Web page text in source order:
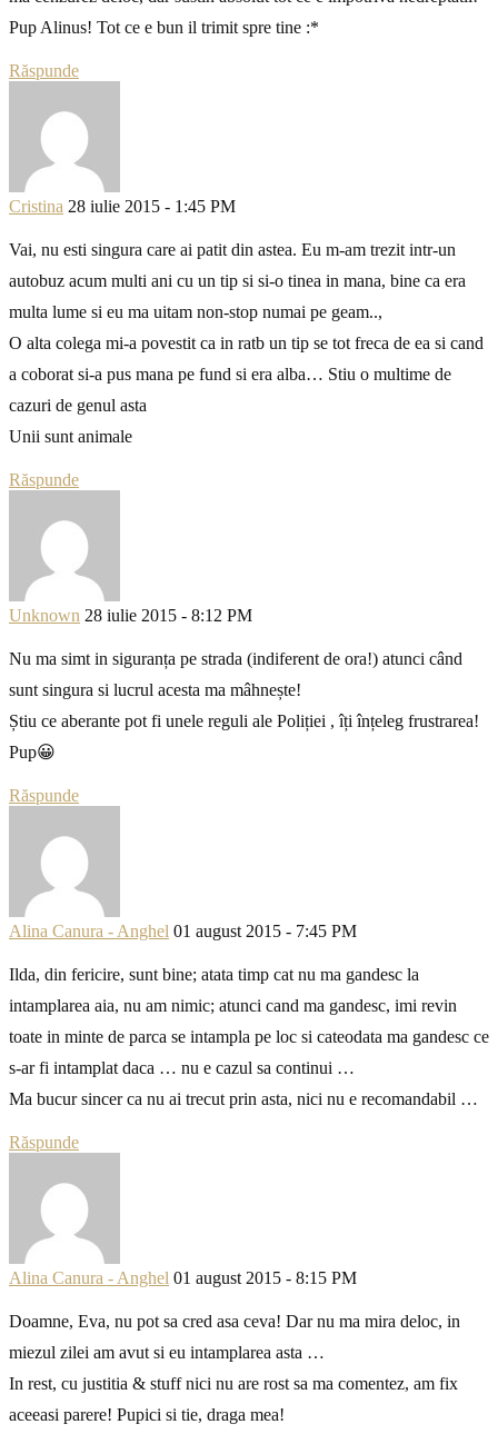
Pup Alinus! Tot ce e bun il trimit spre tine :*
Răspunde
Cristina 28 iulie 2015 - 1:45 PM
Vai, nu esti singura care ai patit din astea. Eu m-am trezit intr-un
autobuz acum multi ani cu un tip si si-o tinea in mana, bine ca era
multa lume si eu ma uitam non-stop numai pe geam..,
O alta colega mi-a povestit ca in ratb un tip se tot freca de ea si cand
a coborat si-a pus mana pe fund si era alba… Stiu o multime de
cazuri de genul asta
Unii sunt animale
Răspunde
Unknown 28 iulie 2015 - 8:12 PM
Nu ma simt in siguranța pe strada (indiferent de ora!) atunci când
sunt singura si lucrul acesta ma mâhnește!
Știu ce aberante pot fi unele reguli ale Poliției , îți înțeleg frustrarea!
Pup😀
Răspunde
Alina Canura - Anghel 01 august 2015 - 7:45 PM
Ilda, din fericire, sunt bine; atata timp cat nu ma gandesc la
intamplarea aia, nu am nimic; atunci cand ma gandesc, imi revin
toate in minte de parca se intampla pe loc si cateodata ma gandesc ce
s-ar fi intamplat daca … nu e cazul sa continui …
Ma bucur sincer ca nu ai trecut prin asta, nici nu e recomandabil …
Răspunde
Alina Canura - Anghel 01 august 2015 - 8:15 PM
Doamne, Eva, nu pot sa cred asa ceva! Dar nu ma mira deloc, in
miezul zilei am avut si eu intamplarea asta …
In rest, cu justitia & stuff nici nu are rost sa ma comentez, am fix
aceeasi parere! Pupici si tie, draga mea!